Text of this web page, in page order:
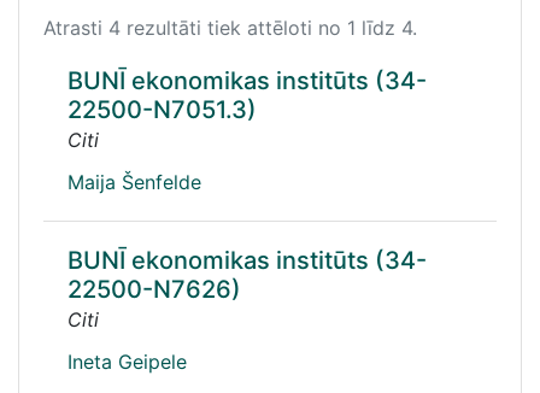
Atrasti 4 rezultāti tiek attēloti no 1 līdz 4.
BUNĪ ekonomikas institūts (34-
22500-N7051.3)
Citi
Maija Šenfelde
BUNĪ ekonomikas institūts (34-
22500-N7626)
Citi
Ineta Geipele